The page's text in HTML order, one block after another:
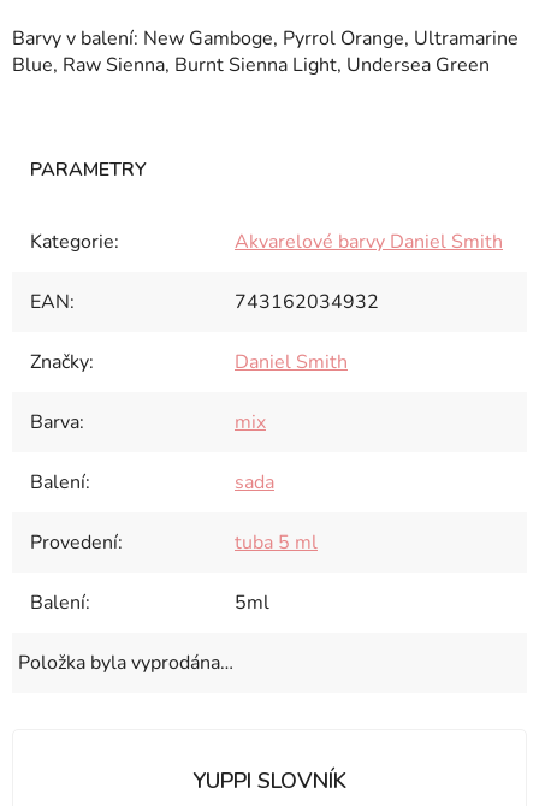
Barvy v balení: New Gamboge, Pyrrol Orange, Ultramarine
Blue, Raw Sienna, Burnt Sienna Light, Undersea Green
Kategorie: Akvarelové barvy Daniel Smith
EAN: 743162034932
Značky: Daniel Smith
Barva: mix
Balení: sada
Provedení: tuba 5 ml
Balení: 5ml
Položka byla vyprodána…
YUPPI SLOVNÍK